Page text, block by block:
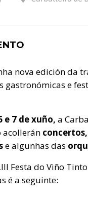
nova edición da
gastronómicas e
e 7 de xuño, a
acollerán
e algunhas das
Festa do Viño
é a seguinte: